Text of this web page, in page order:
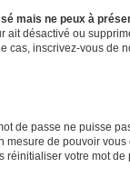
mais ne peux à
ait désactivé ou
cas, inscrivez-vous de
de passe ne puisse
mesure de pouvoir
réinitialiser votre mot